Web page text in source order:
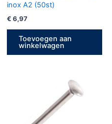
inox A2 (50st)
€ 6,97
Toevoegen aan
winkelwagen